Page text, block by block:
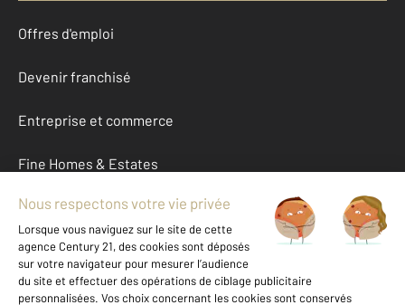
Offres d'emploi
Devenir franchisé
Entreprise et commerce
Fine Homes & Estates
À propos
International
Nous contacter